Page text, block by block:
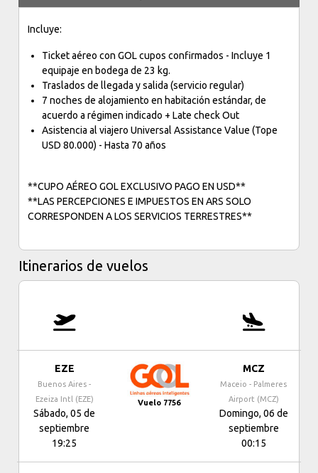
Incluye:
Ticket aéreo con GOL cupos confirmados - Incluye 1
equipaje en bodega de 23 kg.
Traslados de llegada y salida (servicio regular)
7 noches de alojamiento en habitación estándar, de
acuerdo a régimen indicado + Late check Out
Asistencia al viajero Universal Assistance Value (Tope
USD 80.000) - Hasta 70 años
**CUPO AÉREO GOL EXCLUSIVO PAGO EN USD**
**LAS PERCEPCIONES E IMPUESTOS EN ARS SOLO
CORRESPONDEN A LOS SERVICIOS TERRESTRES**
Itinerarios de vuelos
EZE
Buenos Aires -
Ezeiza Intl (EZE)
Sábado, 05 de
septiembre
19:25
Vuelo 7756
MCZ
Maceio - Palmeres
Airport (MCZ)
Domingo, 06 de
septiembre
00:15